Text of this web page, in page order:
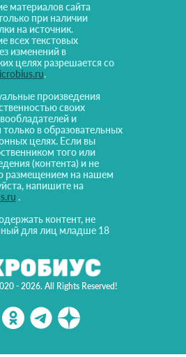
- 2026. All Rights Reserved!
материалов сайта
при наличии
на источник.
всех текстовых
изменений в
целях разрешается со
.
произведения
своих
и
только в образовательных
целях. Если вы
того или
(контента) и не
размещением на нашем
напишите на
.
контент, не
для лиц младше 18